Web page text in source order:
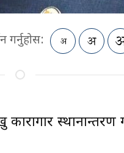
गर्नुहोस:
कारागार स्थानान्तरण